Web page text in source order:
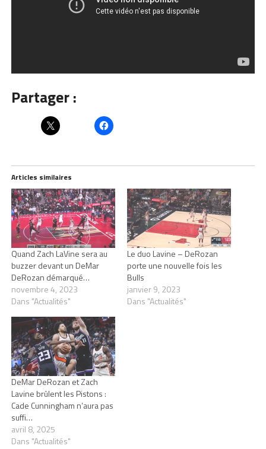
Partager :
Articles similaires
Quand Zach LaVine sera au
buzzer devant un DeMar
DeRozan démarqué…
novembre 4, 2023
Dans "Actualités"
Le duo Lavine – DeRozan
porte une nouvelle fois les
Bulls
janvier 9, 2023
Dans "Actualités"
DeMar DeRozan et Zach
Lavine brûlent les Pistons :
Cade Cunningham n’aura pas
suffi…
avril 8, 2025
Dans "Actualités"